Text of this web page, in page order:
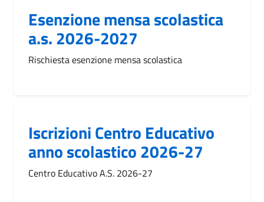
Esenzione mensa scolastica
a.s. 2026-2027
Rischiesta esenzione mensa scolastica
Iscrizioni Centro Educativo
anno scolastico 2026-27
Centro Educativo A.S. 2026-27